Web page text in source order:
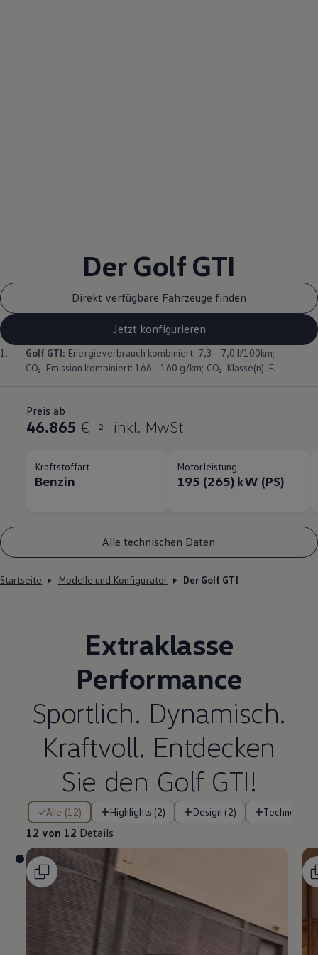
Der Golf GTI
Direkt verfügbare Fahrzeuge finden
Jetzt konfigurieren
1. Golf GTI: Energieverbrauch kombiniert: 7,3 - 7,0 l/100km;
CO₂-Emission kombiniert: 166 - 160 g/km; CO₂-Klasse(n): F.
Preis ab
46.865 € 2 inkl. MwSt
Kraftstoffart
Benzin
Motorleistung
195 (265) kW (PS)
Alle technischen Daten
Startseite Modelle und Konfigurator Der Golf GTI
Extraklasse
Performance
Sportlich. Dynamisch.
Kraftvoll. Entdecken
Sie den Golf GTI!
Alle (12) Highlights (2) Design (2)
12 von 12 Details
12 von 12 Details